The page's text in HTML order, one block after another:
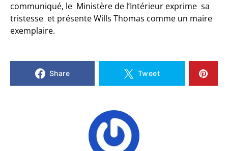
communiqué, le Ministère de l’Intérieur exprime sa
tristesse et présente Wills Thomas comme un maire
exemplaire.
Share Tweet